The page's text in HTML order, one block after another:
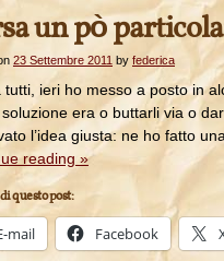
un pò
23 Settembre 2011 by federica
tutti, ieri ho messo a posto in
era o buttarli via o
l’idea giusta: ne ho fatto
reading »
questo post:
mail Facebook